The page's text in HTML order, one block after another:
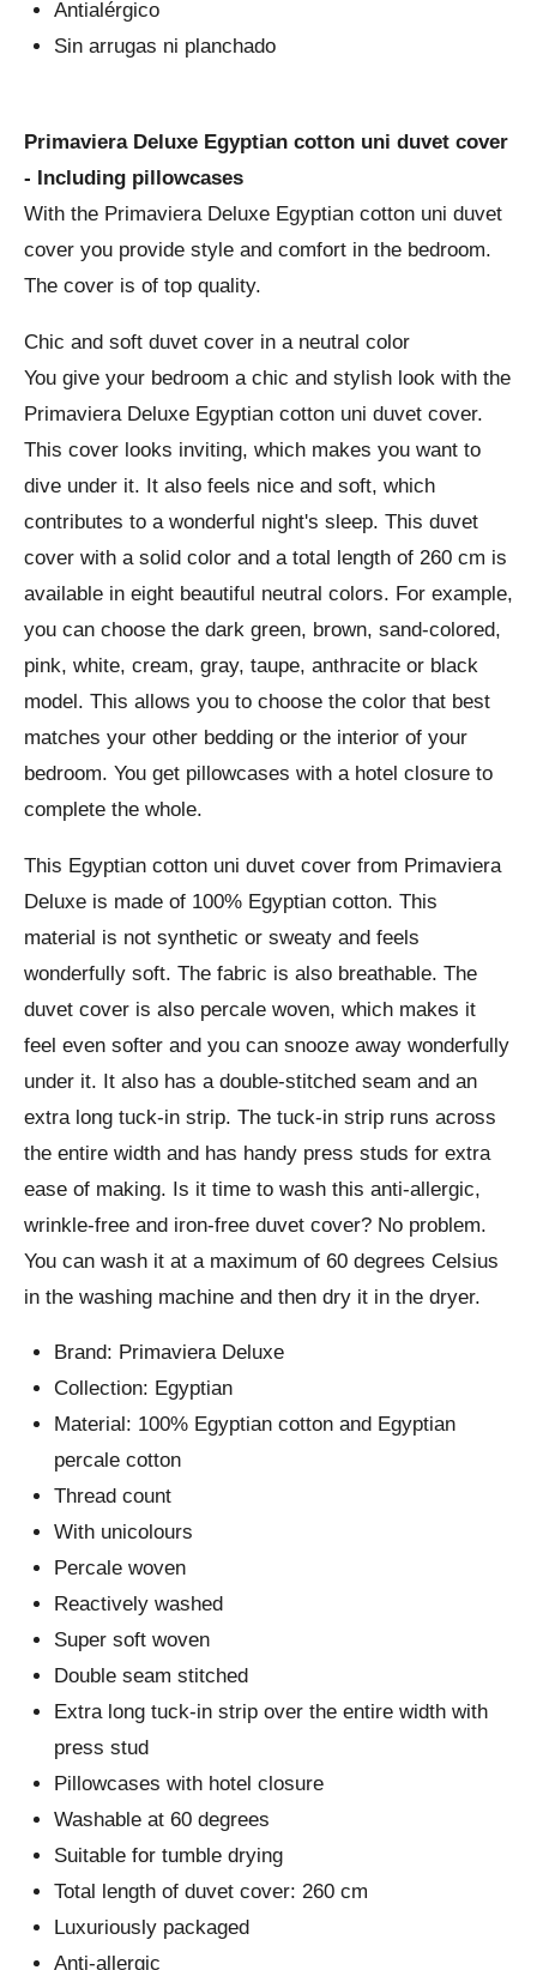
Antialérgico
Sin arrugas ni planchado
Primaviera Deluxe Egyptian cotton uni duvet cover
- Including pillowcases
With the Primaviera Deluxe Egyptian cotton uni duvet
cover you provide style and comfort in the bedroom.
The cover is of top quality.
Chic and soft duvet cover in a neutral color
You give your bedroom a chic and stylish look with the
Primaviera Deluxe Egyptian cotton uni duvet cover.
This cover looks inviting, which makes you want to
dive under it. It also feels nice and soft, which
contributes to a wonderful night's sleep. This duvet
cover with a solid color and a total length of 260 cm is
available in eight beautiful neutral colors. For example,
you can choose the dark green, brown, sand-colored,
pink, white, cream, gray, taupe, anthracite or black
model. This allows you to choose the color that best
matches your other bedding or the interior of your
bedroom. You get pillowcases with a hotel closure to
complete the whole.
This Egyptian cotton uni duvet cover from Primaviera
Deluxe is made of 100% Egyptian cotton. This
material is not synthetic or sweaty and feels
wonderfully soft. The fabric is also breathable. The
duvet cover is also percale woven, which makes it
feel even softer and you can snooze away wonderfully
under it. It also has a double-stitched seam and an
extra long tuck-in strip. The tuck-in strip runs across
the entire width and has handy press studs for extra
ease of making. Is it time to wash this anti-allergic,
wrinkle-free and iron-free duvet cover? No problem.
You can wash it at a maximum of 60 degrees Celsius
in the washing machine and then dry it in the dryer.
Brand: Primaviera Deluxe
Collection: Egyptian
Material: 100% Egyptian cotton and Egyptian
percale cotton
Thread count
With unicolours
Percale woven
Reactively washed
Super soft woven
Double seam stitched
Extra long tuck-in strip over the entire width with
press stud
Pillowcases with hotel closure
Washable at 60 degrees
Suitable for tumble drying
Total length of duvet cover: 260 cm
Luxuriously packaged
Anti-allergic